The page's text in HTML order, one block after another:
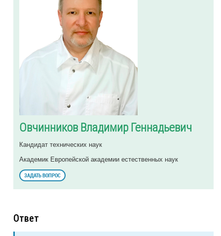
Овчинников Владимир Геннадьевич
Кандидат технических наук
Академик Европейской академии естественных наук
ЗАДАТЬ ВОПРОС
Ответ